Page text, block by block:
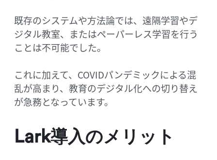
既存のシステムや方法論では、遠隔学習やデ
ジタル教室、またはペーパーレス学習を行う
ことは不可能でした。
これに加えて、COVIDパンデミックによる混
乱が高まり、教育のデジタル化への切り替え
が急務となっています。
Lark導入のメリット